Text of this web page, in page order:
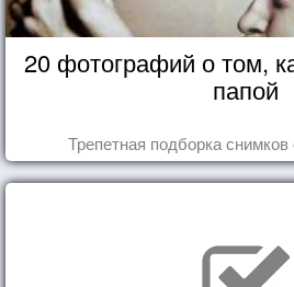
20 фотографий о том,
папой
Трепетная подборка снимков